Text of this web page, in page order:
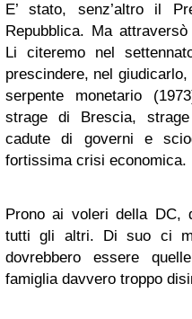
E’ stato, senz’altro il
Repubblica. Ma
Li citeremo nel
prescindere, nel
serpente monetario
strage di Brescia, strage
cadute di governi e
fortissima crisi economica.
Prono ai voleri della DC,
tutti gli altri. Di suo ci
dovrebbero essere
famiglia davvero troppo